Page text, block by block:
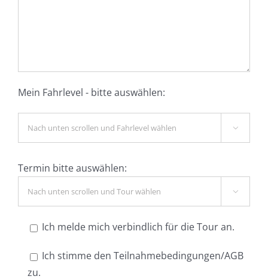
Mein Fahrlevel - bitte auswählen:

Termin bitte auswählen:

Ich melde mich verbindlich für die Tour an.
Ich stimme den Teilnahmebedingungen/AGB
zu.